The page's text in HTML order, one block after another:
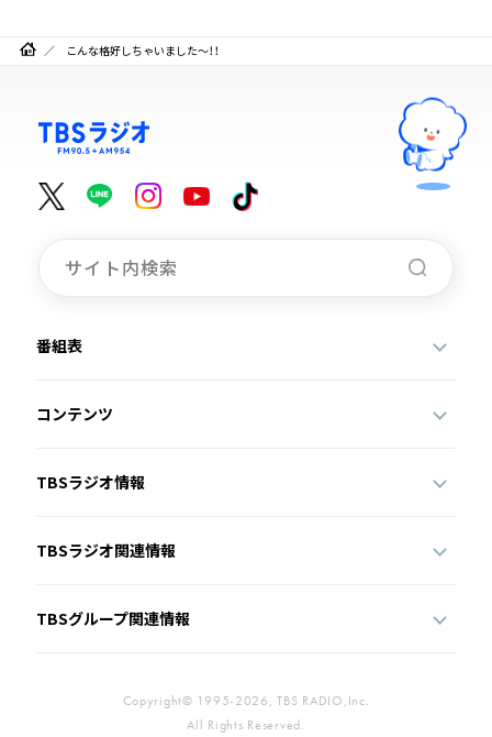
こんな格好しちゃいました～！！
番組表
コンテンツ
TBSラジオ情報
TBSラジオ関連情報
TBSグループ関連情報
Copyright© 1995-2026, TBS RADIO,Inc.
All Rights Reserved.